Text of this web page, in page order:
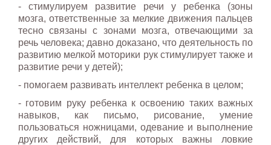
- стимулируем развитие речи у ребенка (зоны
мозга, ответственные за мелкие движения пальцев
тесно связаны с зонами мозга, отвечающими за
речь человека; давно доказано, что деятельность по
развитию мелкой моторики рук стимулирует также и
развитие речи у детей);
- помогаем развивать интеллект ребенка в целом;
- готовим руку ребенка к освоению таких важных
навыков, как письмо, рисование, умение
пользоваться ножницами, одевание и выполнение
других действий, для которых важны ловкие